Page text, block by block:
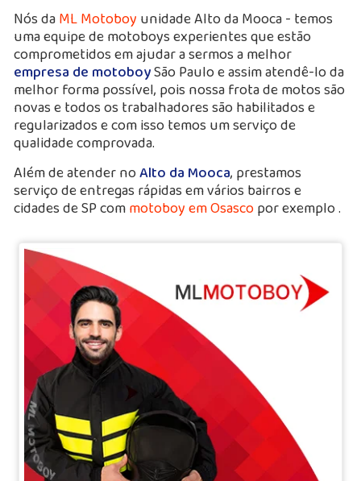
Nós daML Motoboy unidade Alto da Mooca - temos
uma equipe de motoboys experientes que estão
comprometidos em ajudar a sermos a melhor
empresa de motoboySão Paulo e assim atendê-lo da
melhor forma possível, pois nossa frota de motos são
novas e todos os trabalhadores são habilitados e
regularizados e com isso temos um serviço de
qualidade comprovada.
Além de atender noAlto da Mooca, prestamos
serviço de entregas rápidas em vários bairros e
cidades de SP commotoboy em Osascopor exemplo .